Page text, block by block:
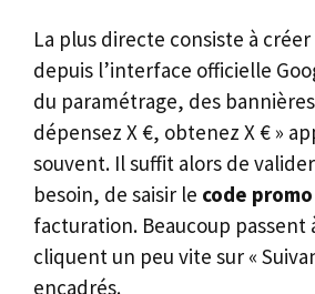
La plus directe consiste à
depuis l’interface officielle
du paramétrage, des
dépensez X €, obtenez X € »
souvent. Il suffit alors de
besoin, de saisir le code promo
facturation. Beaucoup passent
cliquent un peu vite sur «
encadrés.